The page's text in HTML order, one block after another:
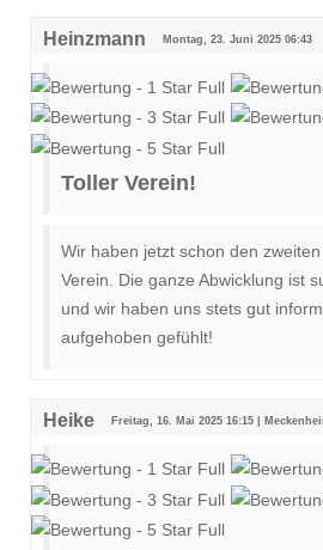
Heinzmann Montag, 23. Juni 2025 06:43
Toller Verein!
Wir haben jetzt schon den
Verein. Die ganze Abwicklung ist
und wir haben uns stets gut
aufgehoben gefühlt!
Heike Freitag, 16. Mai 2025 16:15 |